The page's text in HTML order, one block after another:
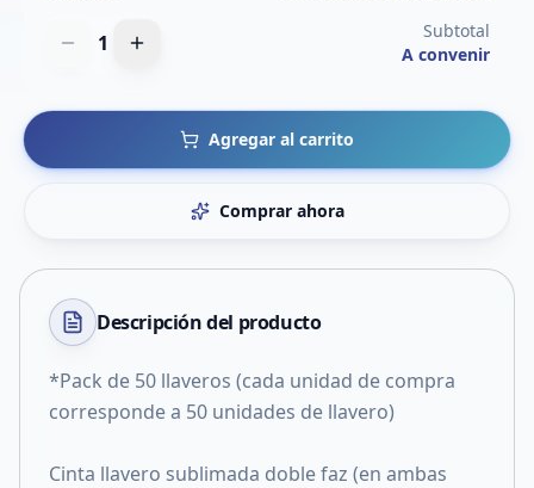
1
Subtotal
A convenir
Agregar al carrito
Comprar ahora
Descripción del producto
*Pack de 50 llaveros (cada unidad de compra
corresponde a 50 unidades de llavero)
Cinta llavero sublimada doble faz (en ambas